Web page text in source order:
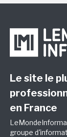
Le site le
en France
groupe